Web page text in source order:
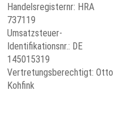
Handelsregisternr: HRA
737119
Umsatzsteuer-
Identifikationsnr.: DE
145015319
Vertretungsberechtigt: Otto
Kohfink